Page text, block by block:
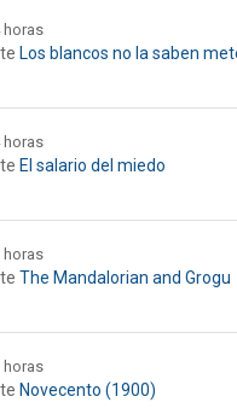
horas
Los blancos no la saben
horas
El salario del miedo
horas
The Mandalorian and Grogu
horas
Novecento (1900)